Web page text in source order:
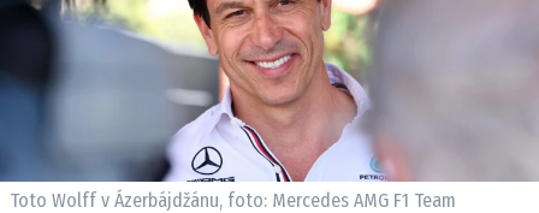
OSTATNÍ
SLEDUJTE NÁS NA|
ETICKÝ KODEX
KONTAKT
Toto Wolff v Ázerbájdžánu, foto: Mercedes AMG F1 Team